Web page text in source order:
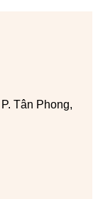
Tân Phong,